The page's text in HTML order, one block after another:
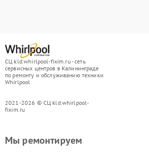
СЦ kld.whirlpool-fixim.ru - сеть
сервисных центров в Калининграде
по ремонту и обслуживанию техники
Whirlpool
2021-2026 © СЦ kld.whirlpool-
fixim.ru
Мы ремонтируем